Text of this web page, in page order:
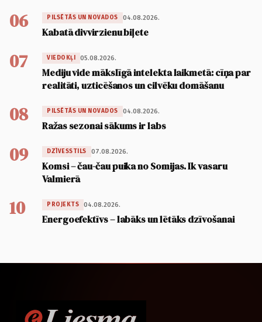
06 PILSĒTĀS UN NOVADOS 04.08.2026.
Kabatā divvirzienu biļete
07 VIEDOKĻI 05.08.2026.
Mediju vide mākslīgā intelekta laikmetā: cīņa par
realitāti, uzticēšanos un cilvēku domāšanu
08 PILSĒTĀS UN NOVADOS 04.08.2026.
Ražas sezonai sākums ir labs
09 DZĪVESSTILS 07.08.2026.
Komsi – čau-čau puika no Somijas. Ik vasaru
Valmierā
10 PROJEKTS 04.08.2026.
Energoefektīvs – labāks un lētāks dzīvošanai